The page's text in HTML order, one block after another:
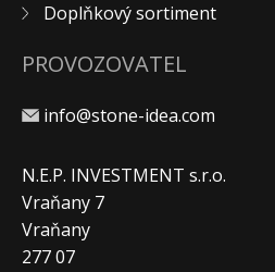
Doplňkový sortiment
PROVOZOVATEL
info@stone-idea.com
N.E.P. INVESTMENT s.r.o.
Vraňany 7
Vraňany
277 07